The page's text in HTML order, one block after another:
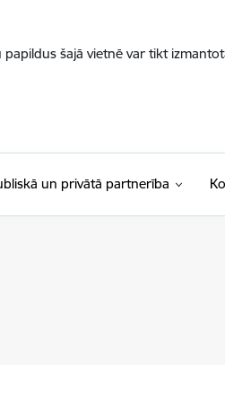
šajā vietnē var tikt
un privātā partnerība